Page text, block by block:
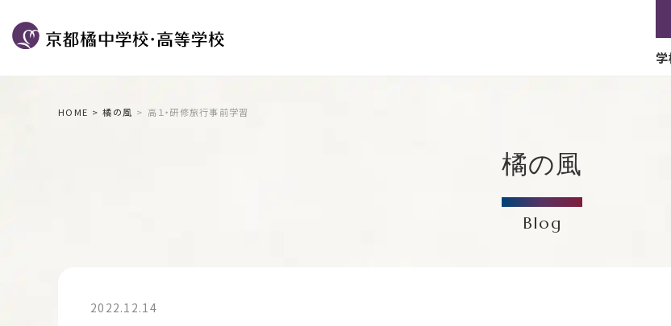
HOME 橘の風 高１・研修旅行事前学習
橘の風
Blog
2022.12.14